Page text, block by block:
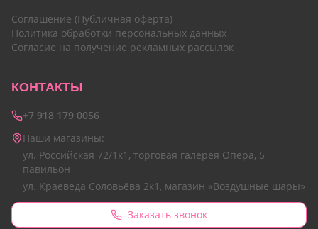
Соглашение (Публичная оферта)
Политика обработки персональных данных
Согласие на получение рекламных рассылок
КОНТАКТЫ
+7 918 179 0056
Наши магазины:
ул. Российская 72/1к1, торговая галерея Опера, 5
павильон
ул. Краеведа Соловьёва 2к1, магазин «Воздушные шары»
Заказать звонок